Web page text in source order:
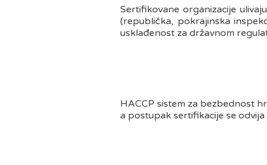
Sertifikovane organizacije
(republička, pokrajinska
usklađenost za državnom
HACCP sistem za bezbednost
a postupak sertifikacije se